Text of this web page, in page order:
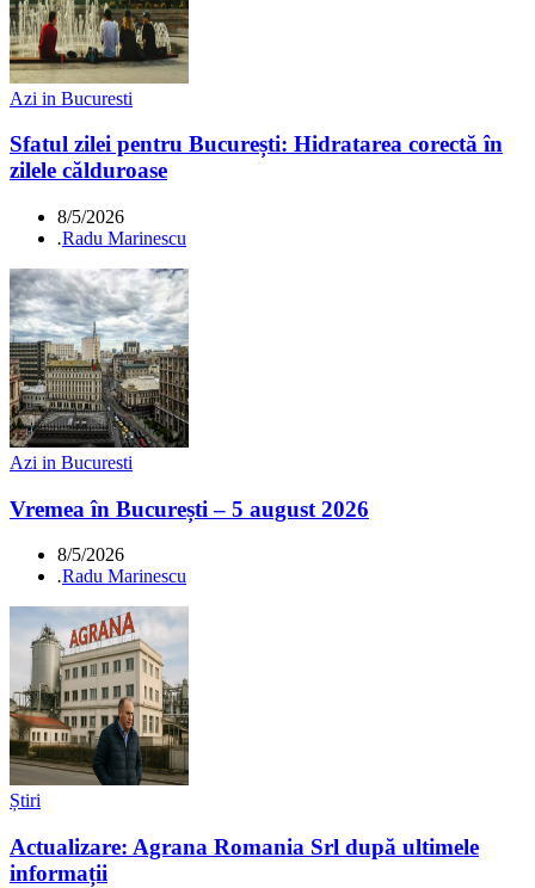
Azi in Bucuresti
Sfatul zilei pentru București: Hidratarea corectă în
zilele călduroase
8/5/2026
.Radu Marinescu
Azi in Bucuresti
Vremea în București – 5 august 2026
8/5/2026
.Radu Marinescu
Știri
Actualizare: Agrana Romania Srl după ultimele
informații